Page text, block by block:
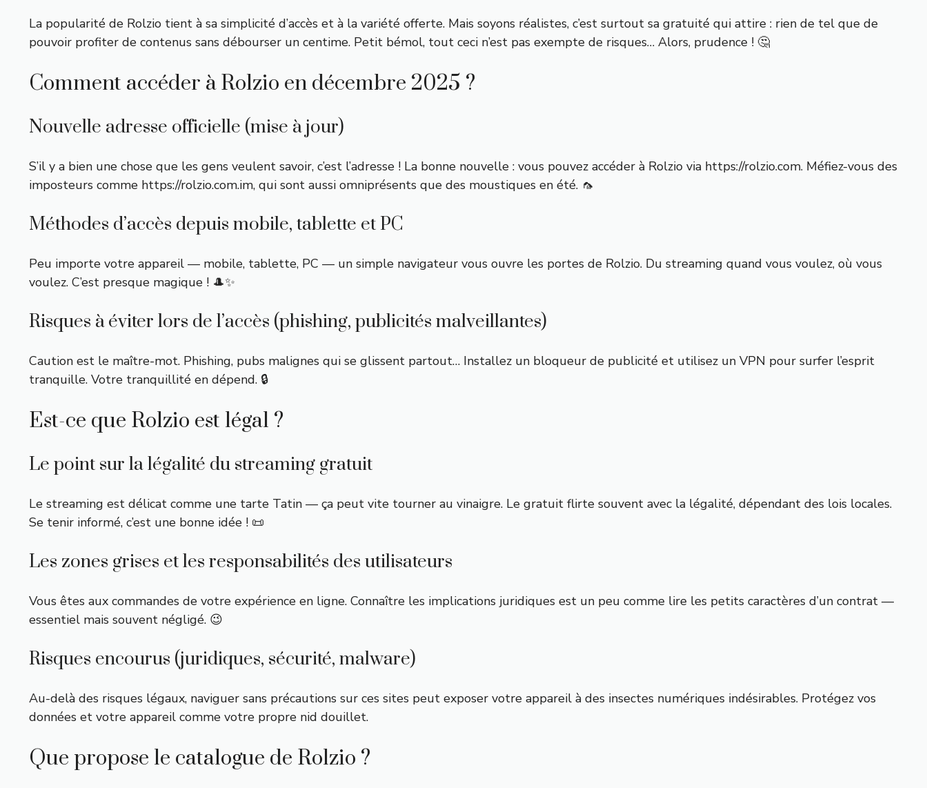
La popularité de Rolzio tient à sa simplicité d’accès et à la variété offerte. Mais soyons réalistes, c’est surtout sa gratuité qui attire : rien de tel que de
pouvoir profiter de contenus sans débourser un centime. Petit bémol, tout ceci n’est pas exempte de risques… Alors, prudence ! 🤔
Comment accéder à Rolzio en décembre 2025 ?
Nouvelle adresse officielle (mise à jour)
S’il y a bien une chose que les gens veulent savoir, c’est l’adresse ! La bonne nouvelle : vous pouvez accéder à Rolzio via https://rolzio.com. Méfiez-vous des
imposteurs comme https://rolzio.com.im, qui sont aussi omniprésents que des moustiques en été. 🦟
Méthodes d’accès depuis mobile, tablette et PC
Peu importe votre appareil — mobile, tablette, PC — un simple navigateur vous ouvre les portes de Rolzio. Du streaming quand vous voulez, où vous
voulez. C’est presque magique ! 🎩✨
Risques à éviter lors de l’accès (phishing, publicités malveillantes)
Caution est le maître-mot. Phishing, pubs malignes qui se glissent partout… Installez un bloqueur de publicité et utilisez un VPN pour surfer l’esprit
tranquille. Votre tranquillité en dépend. 🔒
Est-ce que Rolzio est légal ?
Le point sur la légalité du streaming gratuit
Le streaming est délicat comme une tarte Tatin — ça peut vite tourner au vinaigre. Le gratuit flirte souvent avec la légalité, dépendant des lois locales.
Se tenir informé, c’est une bonne idée ! 📜
Les zones grises et les responsabilités des utilisateurs
Vous êtes aux commandes de votre expérience en ligne. Connaître les implications juridiques est un peu comme lire les petits caractères d’un contrat —
essentiel mais souvent négligé. 😉
Risques encourus (juridiques, sécurité, malware)
Au-delà des risques légaux, naviguer sans précautions sur ces sites peut exposer votre appareil à des insectes numériques indésirables. Protégez vos
données et votre appareil comme votre propre nid douillet.
Que propose le catalogue de Rolzio ?